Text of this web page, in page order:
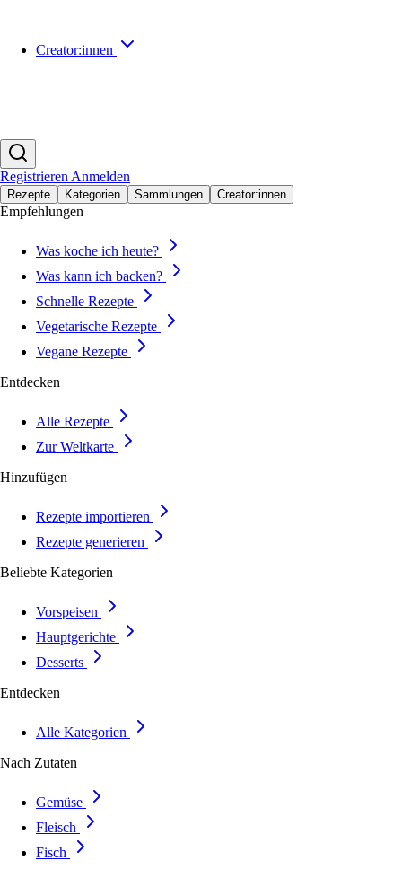
Creator:innen
Registrieren Anmelden
Rezepte Kategorien Sammlungen Creator:innen
Empfehlungen
Was koche ich heute?
Was kann ich backen?
Schnelle Rezepte
Vegetarische Rezepte
Vegane Rezepte
Entdecken
Alle Rezepte
Zur Weltkarte
Hinzufügen
Rezepte importieren
Rezepte generieren
Beliebte Kategorien
Vorspeisen
Hauptgerichte
Desserts
Entdecken
Alle Kategorien
Nach Zutaten
Gemüse
Fleisch
Fisch